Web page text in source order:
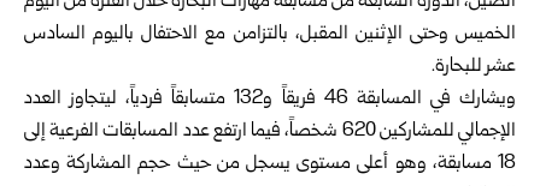
الخميس وحتى الإثنين المقبل، ‏بالتزامن مع الاحتفال باليوم السادس
عشر للبحارة.‏
ويشارك في المسابقة 46 فريقاً و132 متسابقاً فردياً، ليتجاوز العدد
الإجمالي للمشاركين ‌‏620 شخصاً، فيما ارتفع عدد المسابقات الفرعية إلى
18 مسابقة، وهو أعلى مستوى ‏يسجل من حيث حجم المشاركة وعدد